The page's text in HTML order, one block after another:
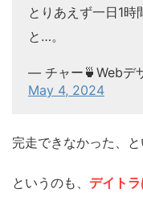
とりあえず一日1
と…。
— チャー🍵Webデ
May 4, 2024
完走できなかった、
というのも、 デイト